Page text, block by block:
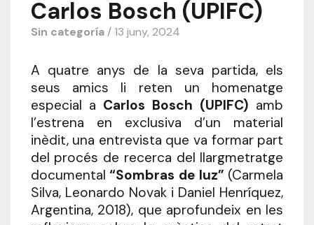
Carlos Bosch (UPIFC)
Sin categoría/ 13 juny, 2024
A quatre anys de la seva partida, els
seus amics li reten un homenatge
especial a Carlos Bosch (UPIFC) amb
l’estrena en exclusiva d’un material
inèdit, una entrevista que va formar part
del procés de recerca del llargmetratge
documental“Sombras de luz” (Carmela
Silva, Leonardo Novak i Daniel Henríquez,
Argentina, 2018), que aprofundeix en les